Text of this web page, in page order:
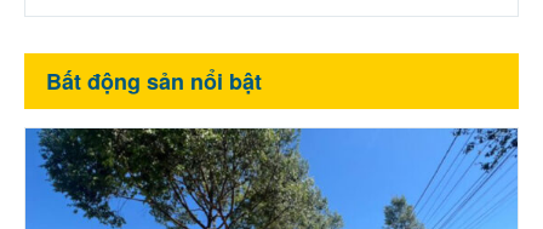
Bất động sản nổi bật